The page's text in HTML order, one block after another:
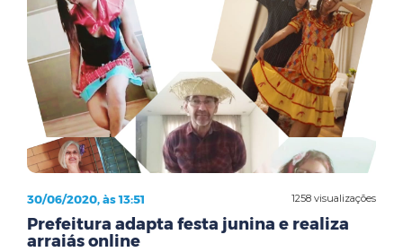
1258 visualizações
30/06/2020, às 13:51
Prefeitura adapta festa junina e realiza
arraiás online